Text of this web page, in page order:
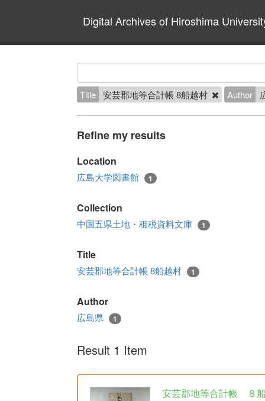
Digital Archives of Hiroshima
Title 安芸郡地等合計帳 8船越村 Author
Refine my results
Location
広島大学図書館 1
Collection
中国五県土地・租税資料文庫 1
Title
安芸郡地等合計帳 8船越村 1
Author
広島県 1
Result 1 Item
安芸郡地等合計帳 ８